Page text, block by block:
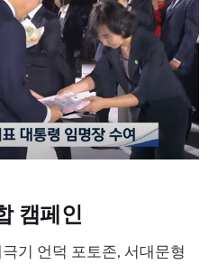
캠페인
기 언덕 포토존, 서대문형